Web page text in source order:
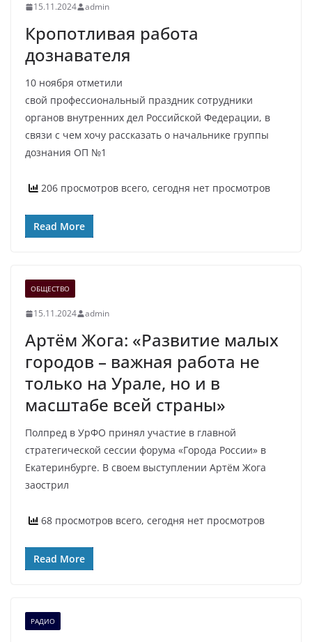
15.11.2024 admin
Кропотливая работа
дознавателя
10 ноября отметили
свой профессиональный праздник сотрудники
органов внутренних дел Российской Федерации, в
связи с чем хочу рассказать о начальнике группы
дознания ОП №1
206 просмотров всего, сегодня нет просмотров
Read More
ОБЩЕСТВО
15.11.2024 admin
Артём Жога: «Развитие малых
городов – важная работа не
только на Урале, но и в
масштабе всей страны»
Полпред в УрФО принял участие в главной
стратегической сессии форума «Города России» в
Екатеринбурге. В своем выступлении Артём Жога
заострил
68 просмотров всего, сегодня нет просмотров
Read More
РАДИО